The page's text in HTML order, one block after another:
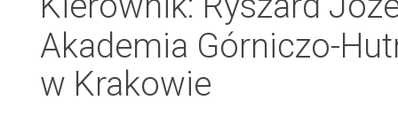
Akademia Górniczo-
w Krakowie